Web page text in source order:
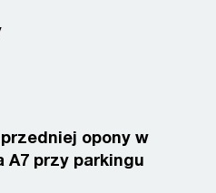
opony w
A7 przy parkingu